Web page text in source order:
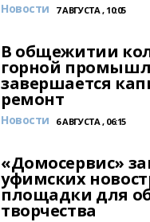
Новости 7 АВГУСТА , 10:05
В общежитии
горной
завершается
ремонт
Новости 6 АВГУСТА , 06:15
«Домосервис»
уфимских
площадки для
творчества